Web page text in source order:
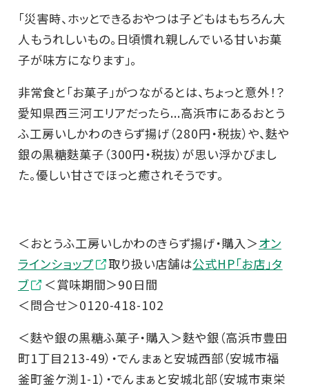
「災害時、ホッとできるおやつは子どもはもちろん大
人もうれしいもの。日頃慣れ親しんでいる甘いお菓
子が味方になります」。
非常食と「お菓子」がつながるとは、ちょっと意外！？
愛知県西三河エリアだったら...高浜市にあるおとう
ふ工房いしかわのきらず揚げ（280円・税抜）や、麩や
銀の黒糖麩菓子（300円・税抜）が思い浮かびまし
た。優しい甘さでほっと癒されそうです。
＜おとうふ工房いしかわのきらず揚げ・購入＞オン
ラインショップ
取り扱い店舗は公式HP「お店」タ
ブ
＜賞味期間＞90日間
＜問合せ＞0120-418-102
＜麩や銀の黒糖ふ菓子・購入＞麩や銀（高浜市豊田
町1丁目213-49）・でんまぁと安城西部（安城市福
釜町釜ケ渕1-1）・でんまぁと安城北部（安城市東栄